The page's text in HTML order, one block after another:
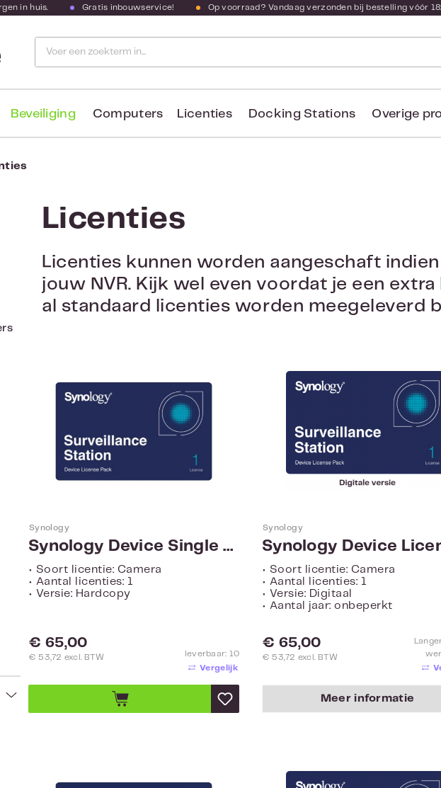
in huis. Gratis inbouwservice! Op voorraad? Vandaag verzonden bij bestelling vóór
Beveiliging Computers Licenties Docking Stations Overige
Licenties
Licenties kunnen worden aangeschaft
jouw NVR. Kijk wel even voordat je een
al standaard licenties worden meegeleverd
Synology
Synology Device Single License
• Soort licentie: Camera
• Aantal licenties: 1
• Versie: Hardcopy
Normale prijs:
€ 65,00
€ 53,72 excl. BTW
leverbaar: 10
Vergelijk
Synology
• Soort licentie: Camera
• Aantal licenties: 1
• Versie: Digitaal
• Aantal jaar: onbeperkt
Normale prijs:
€ 65,00
€ 53,72 excl. BTW
Meer informatie